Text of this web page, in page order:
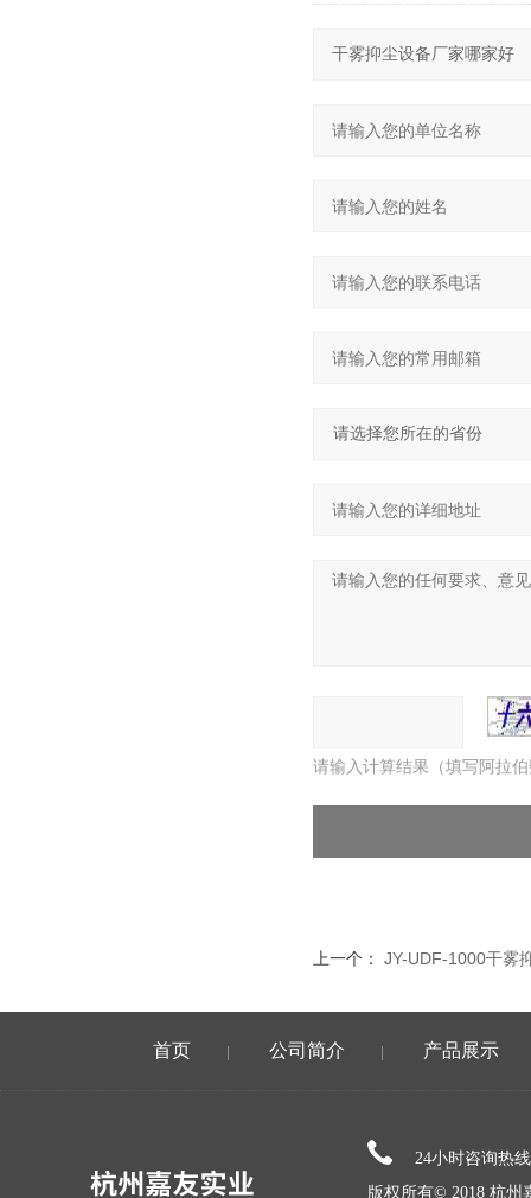
请输入计算结果（填写阿拉
上一个： JY-UDF-1000干雾
首页 公司简介 产品展示
24小时咨询热
版权所有© 2018 杭州